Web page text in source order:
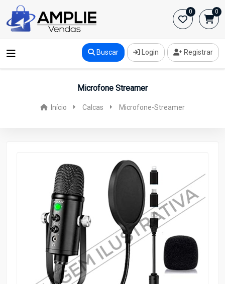
0 0
Buscar Login Registrar
Microfone Streamer
Início Calcas Microfone-Streamer